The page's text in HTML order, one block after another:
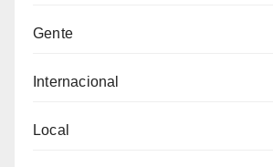
Gente
Internacional
Local